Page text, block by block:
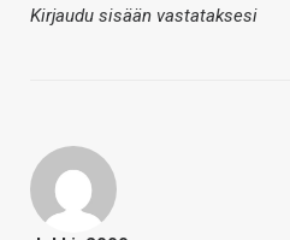
Kirjaudu sisään vastataksesi